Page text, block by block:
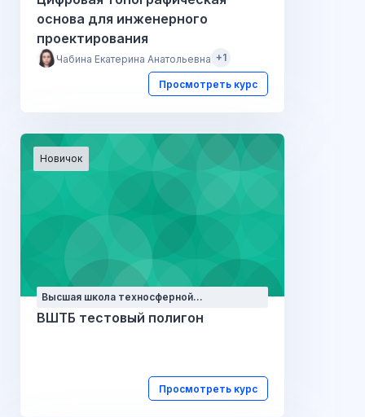
основа для инженерного
проектирования
Чабина Екатерина Анатольевна +1
Просмотреть курс
Новичок
Высшая школа техносферной
безопасности
ВШТБ тестовый полигон
Просмотреть курс